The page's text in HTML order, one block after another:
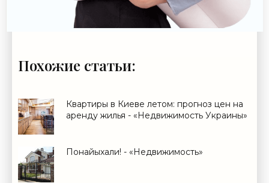
Похожие статьи:
Квартиры в Киеве летом: прогноз цен на
аренду жилья - «Недвижимость Украины»
Понайыхали! - «Недвижимость»